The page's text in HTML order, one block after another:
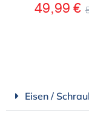
49,99 €
Eisen /